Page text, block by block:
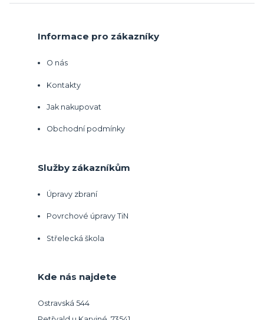
Informace pro zákazníky
O nás
Kontakty
Jak nakupovat
Obchodní podmínky
Služby zákazníkům
Úpravy zbraní
Povrchové úpravy TiN
Střelecká škola
Kde nás najdete
Ostravská 544